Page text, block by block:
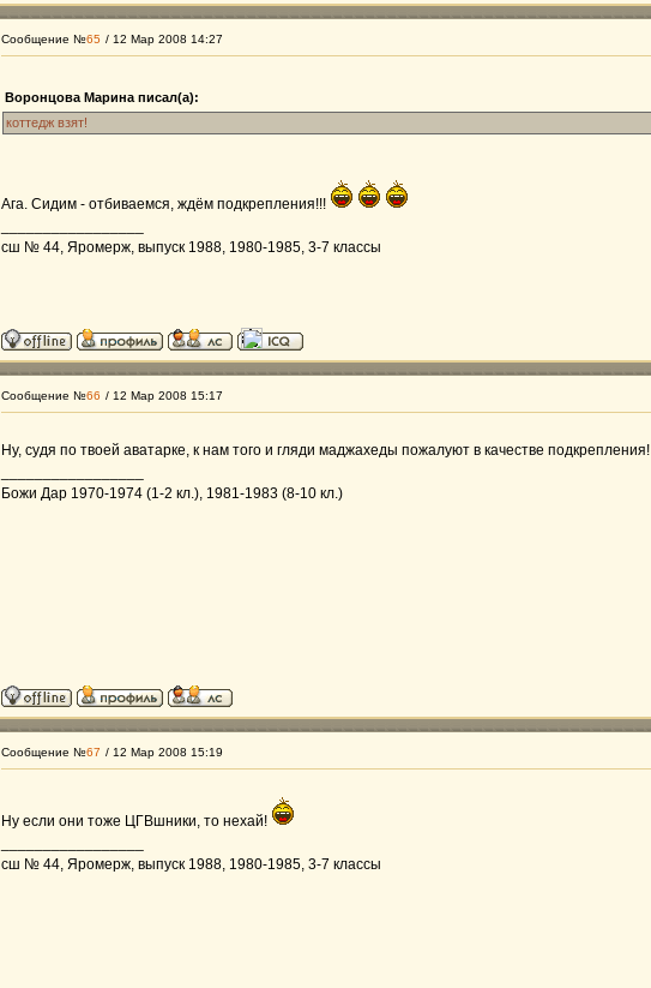
Сообщение №65 / 12 Мар 2008 14:27
Воронцова Марина писал(а):
коттедж взят!
Ага. Сидим - отбиваемся, ждём подкрепления!!!
сш № 44, Яромерж, выпуск 1988, 1980-1985, 3-7 классы
Сообщение №66 / 12 Мар 2008 15:17
Ну, судя по твоей аватарке, к нам того и гляди маджахеды пожалуют в качестве подкрепления!
Божи Дар 1970-1974 (1-2 кл.), 1981-1983 (8-10 кл.)
Сообщение №67 / 12 Мар 2008 15:19
Ну если они тоже ЦГВшники, то нехай!
сш № 44, Яромерж, выпуск 1988, 1980-1985, 3-7 классы